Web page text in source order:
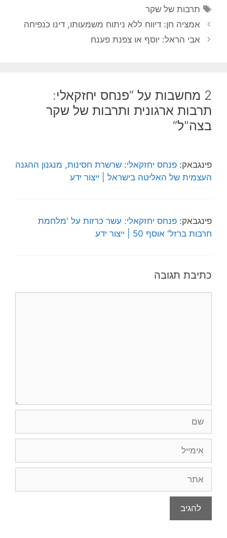
תגיות
תרבות של שקר
אמציה חן: דיווח ללא ניתוח משמעותו, דינו כנפיחה
אבי הראל: יוסף או צפנת פענח
2 מחשבות על “פנחס יחזקאלי:
תרבות ארגונית ותרבות של שקר
בצה"ל”
פינגבאק: פנחס יחזקאלי: שרשרת חסינות, מנגנון ההגנה
העצמית של האליטה בישראל | ייצור ידע
פינגבאק: פנחס יחזקאלי: עשר כרזות על 'מלחמת
חרבות ברזל' אוסף 50 | ייצור ידע
כתיבת תגובה